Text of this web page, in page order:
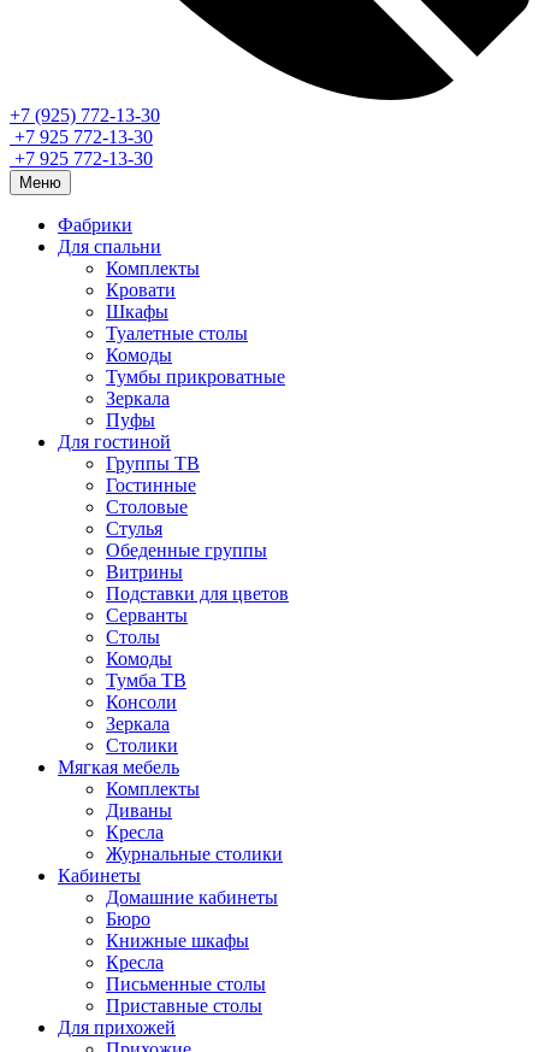
+7 (925) 772-13-30
+7 925 772-13-30
+7 925 772-13-30
Меню
Фабрики
Для спальни
Комплекты
Кровати
Шкафы
Туалетные столы
Комоды
Тумбы прикроватные
Зеркала
Пуфы
Для гостиной
Группы ТВ
Гостинные
Столовые
Стулья
Обеденные группы
Витрины
Подставки для цветов
Серванты
Столы
Комоды
Тумба ТВ
Консоли
Зеркала
Столики
Мягкая мебель
Комплекты
Диваны
Кресла
Журнальные столики
Кабинеты
Домашние кабинеты
Бюро
Книжные шкафы
Кресла
Письменные столы
Приставные столы
Для прихожей